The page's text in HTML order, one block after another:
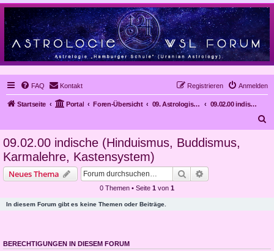
FAQ Kontakt Anmelden
Registrieren
Startseite Portal Foren-Übersicht 09. Astrologische Methoden und Kritik an der Astrologie
09.02.00 indische (Hinduismus, Buddismus, Karmalehre, Kastensystem)
09.02.00 indische (Hinduismus, Buddismus,
Karmalehre, Kastensystem)
Neues Thema Suche
0 Themen • Seite 1 von 1
In diesem Forum gibt es keine Themen oder Beiträge.
BERECHTIGUNGEN IN DIESEM FORUM